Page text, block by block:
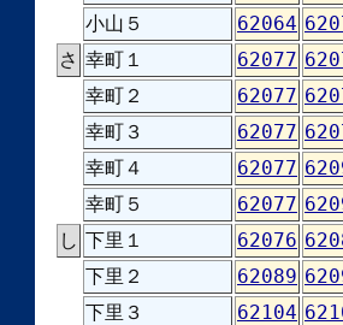
小山５
62064
さ 幸町１ 62077
幸町２
62077
幸町３
62077
幸町４
62077
幸町５
62077
し 下里１ 62076
下里２
62089
下里３
62104